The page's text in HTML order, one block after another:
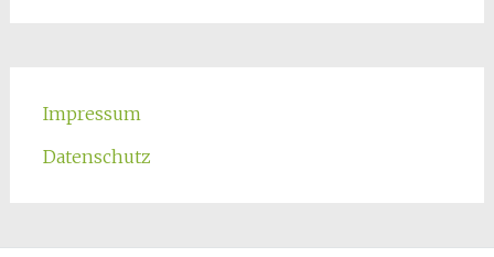
Impressum
Datenschutz